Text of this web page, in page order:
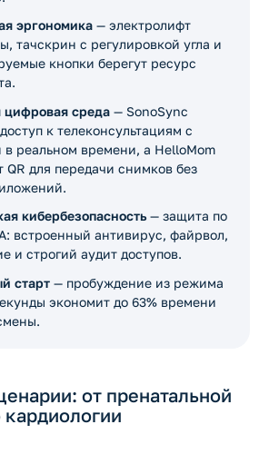
эргономика — электролифт
тачскрин с регулировкой угла и
кнопки берегут ресурс
цифровая среда — SonoSync
к телеконсультациям с
реальном времени, а HelloMom
QR для передачи снимков без
кибербезопасность— защита по
встроенный антивирус, файрвол,
и строгий аудит доступов.
старт — пробуждение из режима
экономит до 63% времени
от пренатальной
кардиологии